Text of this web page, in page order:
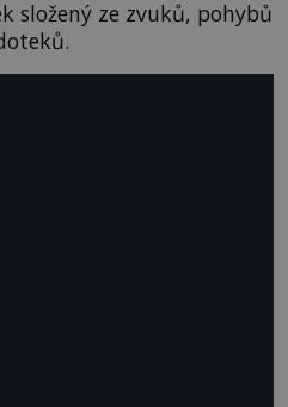
složený ze zvuků, pohybů